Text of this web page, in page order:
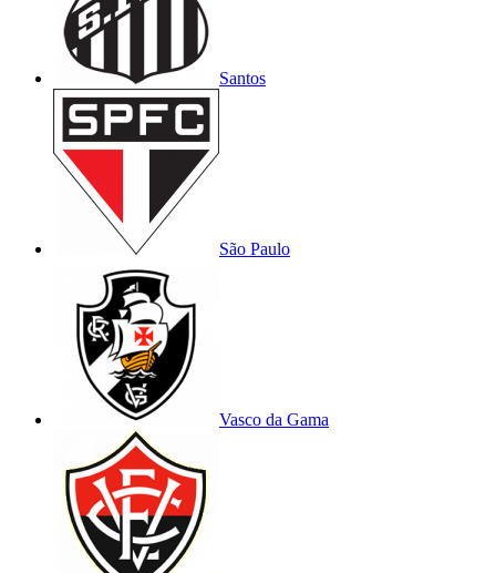
Santos
São Paulo
Vasco da Gama